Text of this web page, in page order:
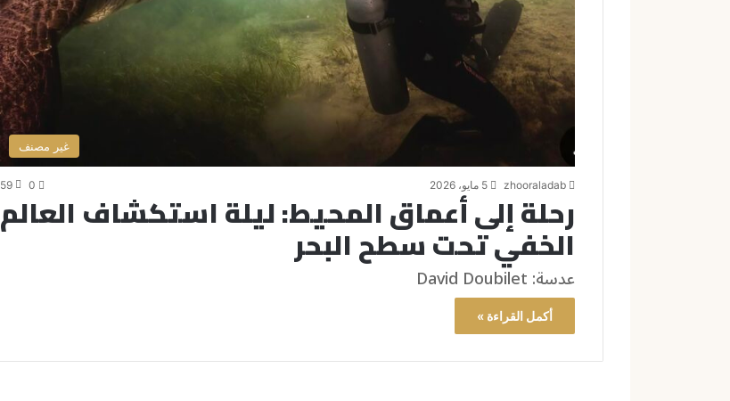
غير مصنف
zhooraladab 5 مايو، 2026 0
59
رحلة إلى أعماق المحيط: ليلة استكشاف العالم
الخفي تحت سطح البحر
عدسة: David Doubilet
أكمل القراءة »